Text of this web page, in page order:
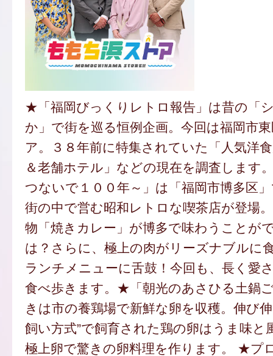
★「福岡びっくりレトロ報告」は昔の「
か」で街を巡る恒例企画。今回は福岡市
ア。３８年前に特集されていた「人気洋
＆老舗ホテル」などの現在を調査します
つないで１００年～」は「福岡市博多区
街の中で営む昭和レトロな喫茶店が登場
物「焼きカレー」が博多で味わうことが
は？さらに、極上の肉がリーズナブルに
ランチメニューに舌鼓！今回も、長く愛
食べ歩きます。★「朝光のあさひる土鍋
きは市の養鶏場で新鮮な卵を収穫。伸び
飼い方式”で飼育された鶏の卵はうま味と
極上卵で驚きの卵料理を作ります。 ★プ